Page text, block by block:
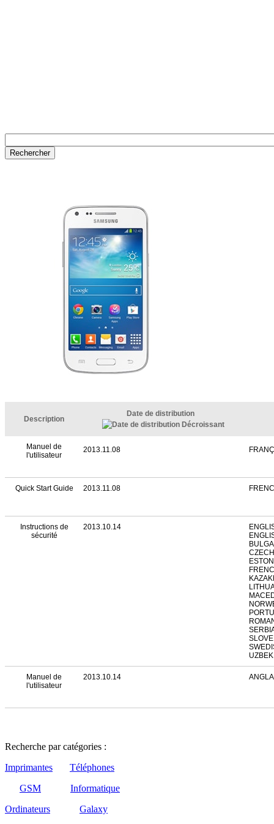
Description
Date de distribution
Manuel de
l'utilisateur
2013.11.08
Quick Start Guide 2013.11.08
Instructions de
sécurité
2013.10.14
UZBEK
Manuel de
l'utilisateur
2013.10.14
Recherche par catégories :
Imprimantes
Téléphones
GSM
Informatique
Ordinateurs
Galaxy